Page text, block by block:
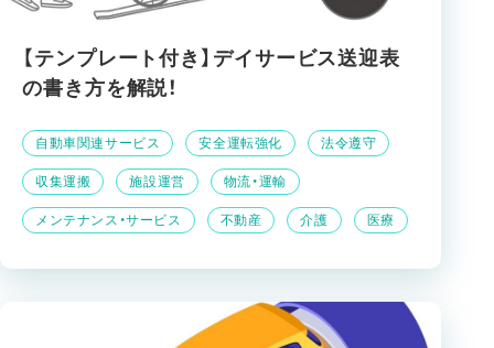
【テンプレート付き】デイサービス送迎表
の書き方を解説！
メンテナンス・サービス 不動産 介護 医療
収集運搬 施設運営 物流・運輸
自動車関連サービス 安全運転強化 法令遵守